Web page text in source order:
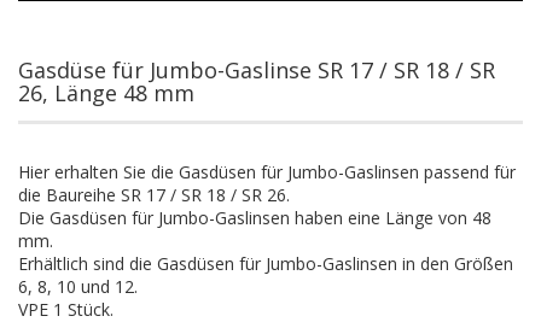
Gasdüse für Jumbo-Gaslinse SR 17 / SR 18 / SR
26, Länge 48 mm
Hier erhalten Sie die Gasdüsen für Jumbo-Gaslinsen passend für
die Baureihe SR 17 / SR 18 / SR 26.
Die Gasdüsen für Jumbo-Gaslinsen haben eine Länge von 48
mm.
Erhältlich sind die Gasdüsen für Jumbo-Gaslinsen in den Größen
6, 8, 10 und 12.
VPE 1 Stück.